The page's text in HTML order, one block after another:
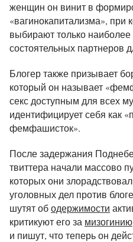
женщин он винит в
«вагинокапитализма», при
выбирают только
состоятельных партнеров
Блогер также призывает
который он называет
секс доступным для всех
идентифицирует себя как
фемфашисток».
После задержания
твиттера начали массово
которых они
уголовных дел против
шутят ободержимости
критикуют его за мизогинию
и пишут, что теперь он